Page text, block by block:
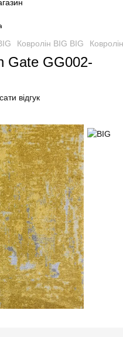
Ковролін BIG BIG
Gate GG002-
відгук